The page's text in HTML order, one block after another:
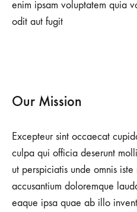
enim ipsam voluptatem quia
odit aut fugit
Our Mission
Excepteur sint occaecat
culpa qui officia deserunt
ut perspiciatis unde omnis
accusantium doloremque
eaque ipsa quae ab illo